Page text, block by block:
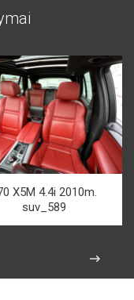
X5M 4.4i 2010m.
suv_589